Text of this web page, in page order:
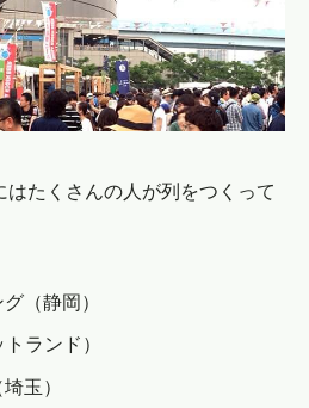
たくさんの人が列をつくって
（静岡）
ランド）
玉）